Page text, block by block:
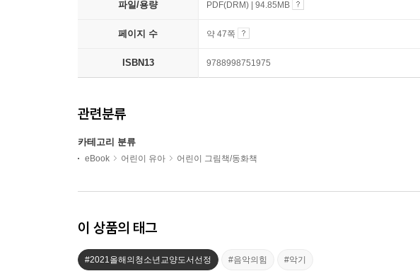
파일/용량 PDF(DRM) | 94.85MB
페이지 수 약 47쪽
ISBN13 9788998751975
관련분류
카테고리 분류
eBook 어린이 유아 어린이 그림책/동화책
이 상품의 태그
#2021올해의청소년교양도서선정 #음악의힘 #악기